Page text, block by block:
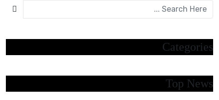
Categories
Top News